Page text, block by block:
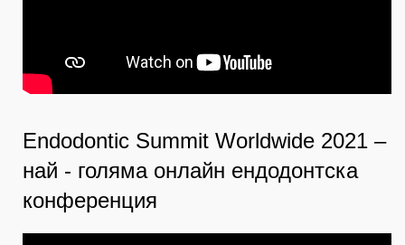
Endodontic Summit Worldwide 2021 –
най - голяма онлайн ендодонтска
конференция